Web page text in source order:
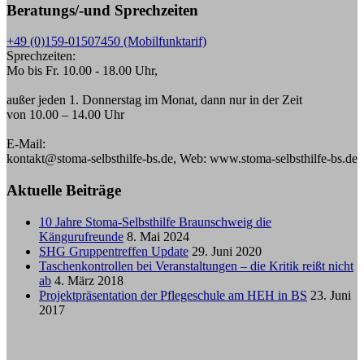
Beratungs/-und Sprechzeiten
+49 (0)159-01507450 (Mobilfunktarif)
Sprechzeiten:
Mo bis Fr. 10.00 - 18.00 Uhr,
außer jeden 1. Donnerstag im Monat, dann nur in der Zeit
von 10.00 – 14.00 Uhr
E-Mail:
kontakt@stoma-selbsthilfe-bs.de, Web: www.stoma-selbsthilfe-bs.de
Aktuelle Beiträge
10 Jahre Stoma-Selbsthilfe Braunschweig die
Kängurufreunde 8. Mai 2024
SHG Gruppentreffen Update 29. Juni 2020
Taschenkontrollen bei Veranstaltungen – die Kritik reißt nicht
ab 4. März 2018
Projektpräsentation der Pflegeschule am HEH in BS 23. Juni
2017